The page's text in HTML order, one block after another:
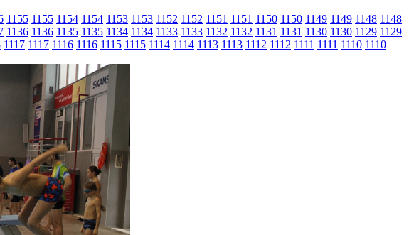
1155 1155 1154 1154 1153 1153 1152 1152 1151 1151 1150 1150 1149 1149 1148 1148
1136 1136 1135 1135 1134 1134 1133 1133 1132 1132 1131 1131 1130 1130 1129 1129
1117 1117 1116 1116 1115 1115 1114 1114 1113 1113 1112 1112 1111 1111 1110 1110